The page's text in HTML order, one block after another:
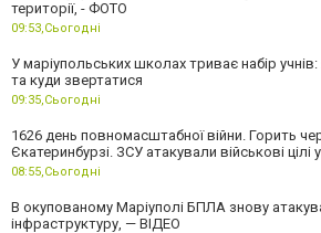
території, - ФОТО
09:53,Сьогодні
У маріупольських школах триває набір
та куди звертатися
09:35,Сьогодні
1626 день повномасштабної війни. Горить
Єкатеринбурзі. ЗСУ атакували військові цілі
08:55,Сьогодні
В окупованому Маріуполі БПЛА знову
інфраструктуру, — ВІДЕО